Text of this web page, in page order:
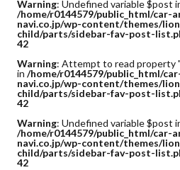
Warning: Undefined variable $post
/home/r0144579/public_html/car-
navi.co.jp/wp-content/themes/
child/parts/sidebar-fav-post-
42
Warning: Attempt to read property
in /home/r0144579/public_html/
navi.co.jp/wp-content/themes/
child/parts/sidebar-fav-post-
42
Warning: Undefined variable $post
/home/r0144579/public_html/car-
navi.co.jp/wp-content/themes/
child/parts/sidebar-fav-post-
42